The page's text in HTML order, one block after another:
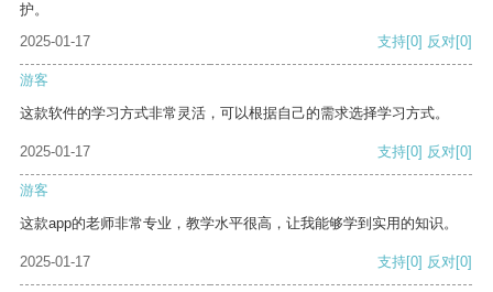
护。
2025-01-17
支持[0] 反对[0]
游客
这款软件的学习方式非常灵活，可以根据自己的需求选择学习方式。
2025-01-17 支持[0] 反对[0]
游客
这款app的老师非常专业，教学水平很高，让我能够学到实用的知识。
2025-01-17 支持[0] 反对[0]